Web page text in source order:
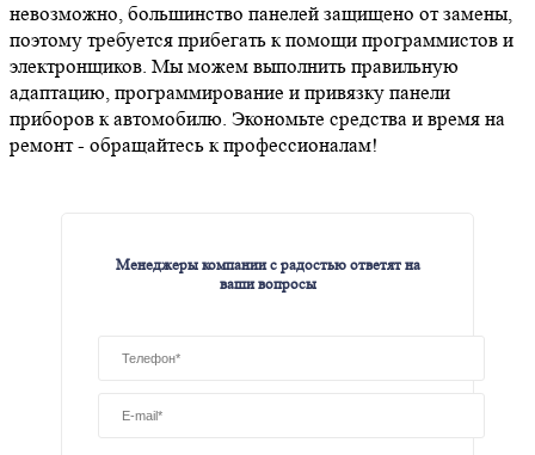
невозможно, большинство панелей защищено от замены,
поэтому требуется прибегать к помощи программистов и
электронщиков. Мы можем выполнить правильную
адаптацию, программирование и привязку панели
приборов к автомобилю. Экономьте средства и время на
ремонт - обращайтесь к профессионалам!
Менеджеры компании с радостью ответят на
ваши вопросы